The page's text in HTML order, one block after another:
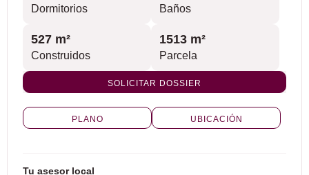
Dormitorios Baños
527 m²
Construidos
1513 m²
Parcela
SOLICITAR DOSSIER
PLANO UBICACIÓN
Tu asesor local